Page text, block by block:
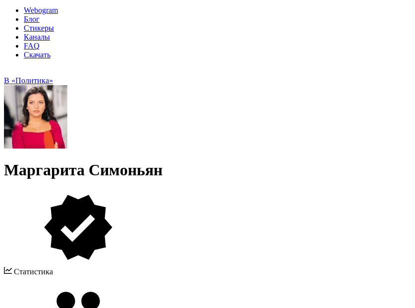
Webogram
Блог
Стикеры
Каналы
FAQ
Скачать
В «Политика»
Маргарита Симоньян
Статистика